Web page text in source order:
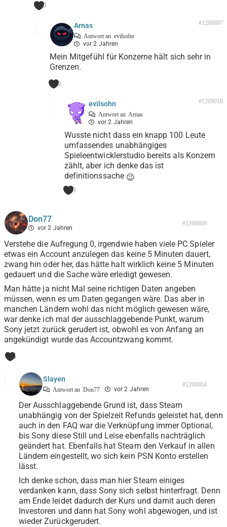
0
Arnas
Antwort an evilsohn
vor 2 Jahren
#1208897
Mein Mitgefühl für Konzerne hält sich sehr in
Grenzen.
0
evilsohn
Antwort an Arnas
vor 2 Jahren
#1209018
Wusste nicht dass ein knapp 100 Leute
umfassendes unabhängiges
Spieleentwicklerstudio bereits als Konzern
zählt, aber ich denke das ist
definitionssache 😉
0
Don77
vor 2 Jahren
#1208800
Verstehe die Aufregung 0, irgendwie haben viele PC Spieler
etwas ein Account anzulegen das keine 5 Minuten dauert,
zwang hin oder her, das hätte halt wirklich keine 5 Minuten
gedauert und die Sache wäre erledigt gewesen.
Man hätte ja nicht Mal seine richtigen Daten angeben
müssen, wenn es um Daten gegangen wäre. Das aber in
manchen Ländern wohl das nicht möglich gewesen wäre,
war denke ich mal der ausschlaggebende Punkt, warum
Sony jetzt zurück gerudert ist, obwohl es von Anfang an
angekündigt wurde das Accountzwang kommt.
3
Slayen
Antwort an Don77 vor 2 Jahren
#1208804
Der Ausschlaggebende Grund ist, dass Steam
unabhängig von der Spielzeit Refunds geleistet hat, denn
auch in den FAQ war die Verknüpfung immer Optional,
bis Sony diese Still und Leise ebenfalls nachträglich
geändert hat. Ebenfalls hat Steam den Verkauf in allen
Ländern eingestellt, wo sich kein PSN Konto erstellen
lässt.
Ich denke schon, dass man hier Steam einiges
verdanken kann, dass Sony sich selbst hinterfragt. Denn
am Ende leidet dadurch der Kurs und damit auch deren
Investoren und dann hat Sony wohl abgewogen, und ist
wieder Zurückgerudert.